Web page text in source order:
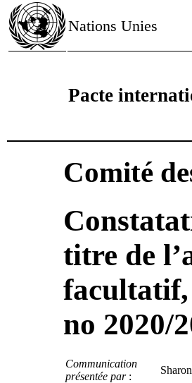
Nations Unies
Pacte
Comité
titre de
no 2020/
Communication
présentée par: